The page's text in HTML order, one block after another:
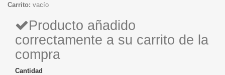
Carrito: vacío
Producto añadido
correctamente a su carrito de la
compra
Cantidad